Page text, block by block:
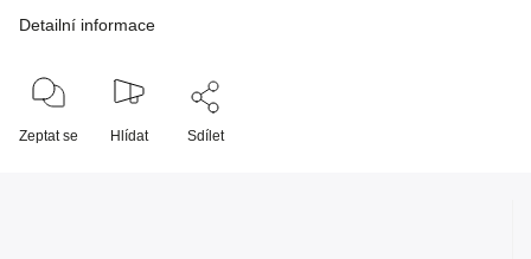
Detailní informace
Zeptat se Hlídat Sdílet